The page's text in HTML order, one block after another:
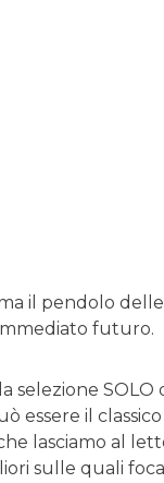
il pendolo
futuro.
selezione SOLO
essere il
lasciamo al
sulle quali